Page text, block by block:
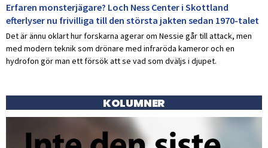
Erfaren monsterjägare? Loch Ness Center i Skottland
efterlyser nu frivilliga till den största jakten sedan 1970-talet
Det är ännu oklart hur forskarna agerar om Nessie går till attack, men
med modern teknik som drönare med infraröda kameror och en
hydrofon gör man ett försök att se vad som dväljs i djupet.
KOLUMNER